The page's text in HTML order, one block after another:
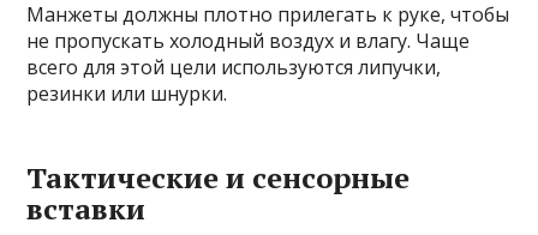
Манжеты должны плотно прилегать к руке, чтобы
не пропускать холодный воздух и влагу. Чаще
всего для этой цели используются липучки,
резинки или шнурки.
Тактические и сенсорные
вставки